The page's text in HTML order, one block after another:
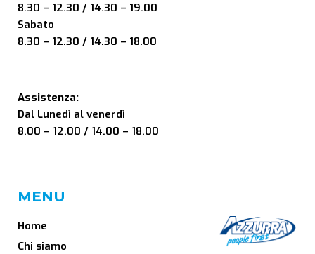
8.30 – 12.30 / 14.30 – 19.00
Sabato
8.30 – 12.30 / 14.30 – 18.00
Assistenza:
Dal Lunedì al venerdì
8.00 – 12.00 / 14.00 – 18.00
MENU
Home
Chi siamo